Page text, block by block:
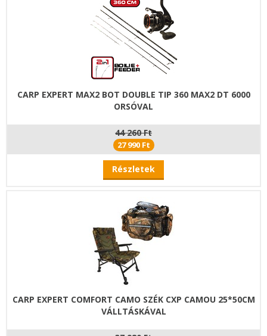
CARP EXPERT MAX2 BOT DOUBLE TIP 360 MAX2 DT 6000
ORSÓVAL
44 260 Ft
27 990 Ft
Részletek
CARP EXPERT COMFORT CAMO SZÉK CXP CAMOU 25*50CM
VÁLLTÁSKÁVAL